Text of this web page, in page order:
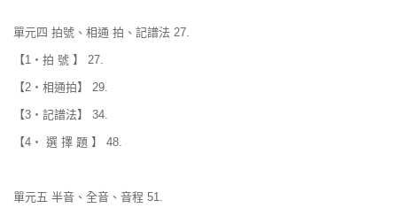
單元四 拍號、相通 拍、記譜法 27.
【1‧拍 號 】 27.
【2‧相通拍】 29.
【3‧記譜法】 34.
【4‧ 選 擇 題 】 48.
單元五 半音、全音、音程 51.